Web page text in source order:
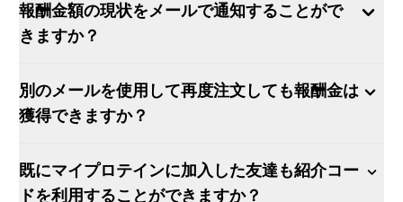
報酬金額の現状をメールで通知することがで
きますか？
別のメールを使用して再度注文しても報酬金は
獲得できますか？
既にマイプロテインに加入した友達も紹介コー
ドを利用することができますか？